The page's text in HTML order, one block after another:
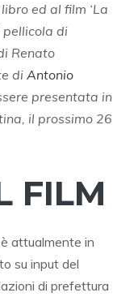
ed al film ‘La
pellicola di
Renato
di Antonio
presentata in
il prossimo 26
FILM
attualmente in
su input del
di prefettura